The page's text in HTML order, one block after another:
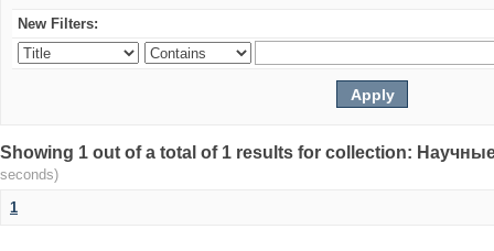
New Filters:
Showing 1 out of a total of 1 results for collection:
seconds)
1